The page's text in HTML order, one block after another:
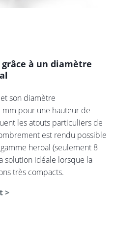
à un diamètre
son diamètre
pour une hauteur de
les atouts particuliers de
est rendu possible
heroal (seulement 8
solution idéale lorsque la
très compacts.
>